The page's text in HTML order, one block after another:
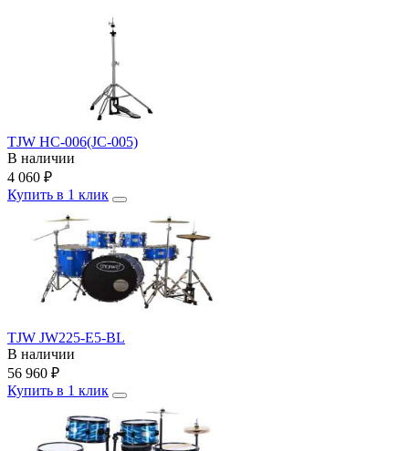
TJW HC-006(JC-005)
В наличии
4 060 ₽
Купить в 1 клик
TJW JW225-E5-BL
В наличии
56 960 ₽
Купить в 1 клик